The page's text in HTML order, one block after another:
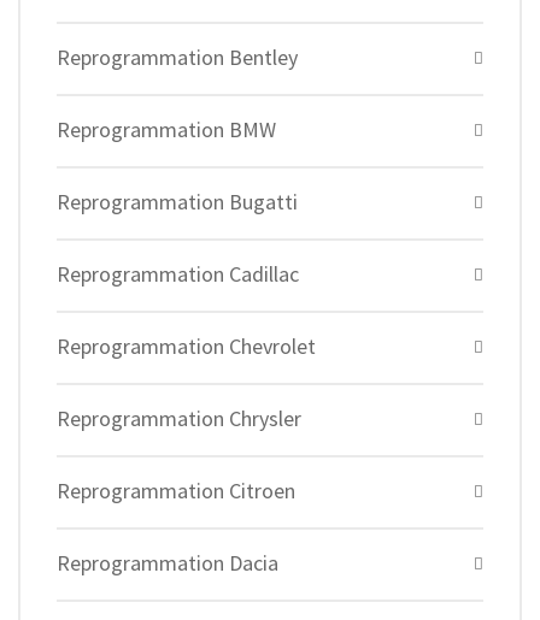
Reprogrammation Bentley
Reprogrammation BMW
Reprogrammation Bugatti
Reprogrammation Cadillac
Reprogrammation Chevrolet
Reprogrammation Chrysler
Reprogrammation Citroen
Reprogrammation Dacia